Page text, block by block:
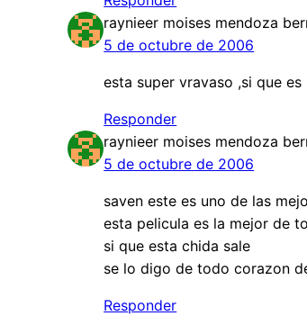
raynieer moises mendoza
5 de octubre de 2006
esta super vravaso ,si que
Responder
raynieer moises mendoza
5 de octubre de 2006
saven este es uno de las
esta pelicula es la mejor de
si que esta chida sale
se lo digo de todo corazon
Responder